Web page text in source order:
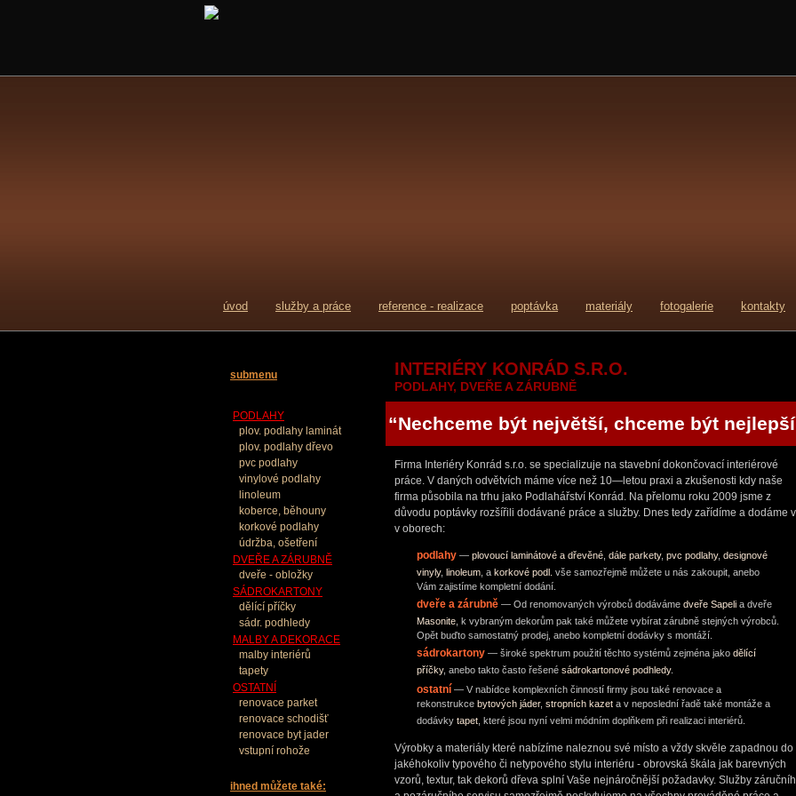
INTERIÉRY KONRÁD S.R.O.
PODLAHY, DVEŘE A ZÁRUBNĚ
“Nechceme být největší, chceme být
Firma Interiéry Konrád s.r.o. se specializuje na stavební dokončovací interiérové
práce. V daných odvětvích máme více než 10—letou praxi a zkušenosti kdy naše
firma působila na trhu jako Podlahářství Konrád. Na přelomu roku 2009 jsme z
důvodu poptávky rozšířili dodávané práce a služby. Dnes tedy zařídíme a dodáme
v oborech:
podlahy — plovoucí laminátové a dřevěné dále parkety, pvc podlahy, designové
vinyly, linoleum , a korkové podl. vše samozřejmě můžete u nás zakoupit, anebo
Vám zajistíme kompletní dodání.
dveře a zárubně — Od renomovaných výrobců dodáváme dveře Sapeli a dveře
Masonite , k vybraným dekorům pak také můžete vybírat zárubně stejných výrobců.
Opět buďto samostatný prodej, anebo kompletní dodávky s montáží.
sádrokartony — široké spektrum použití těchto systémů zejména jako dělící
příčky, anebo takto často řešené sádrokartonové podhledy.
ostatní — V nabídce komplexních činností firmy jsou také renovace a
rekonstrukce bytových jáder, stropních kazet a v neposlední řadě také montáže a
dodávky tapet , které jsou nyní velmi módním doplňkem při realizaci interiérů.
Výrobky a materiály které nabízíme naleznou své místo a vždy skvěle zapadnou do
jakéhokoliv typového či netypového stylu interiéru - obrovská škála jak barevných
vzorů, textur, tak dekorů dřeva splní Vaše nejnáročnější požadavky. Služby
submenu
PODLAHY
plov. podlahy laminát
plov. podlahy dřevo
pvc podlahy
vinylové podlahy
linoleum
koberce, běhouny
korkové podlahy
údržba, ošetření
DVEŘE A ZÁRUBNĚ
dveře - obložky
SÁDROKARTONY
dělící příčky
sádr. podhledy
MALBY A DEKORACE
malby interiérů
tapety
OSTATNÍ
renovace parket
renovace schodišť
renovace byt jader
vstupní rohože
ihned můžete také:
úvod služby a práce reference - realizace poptávka materiály fotogalerie kontakty